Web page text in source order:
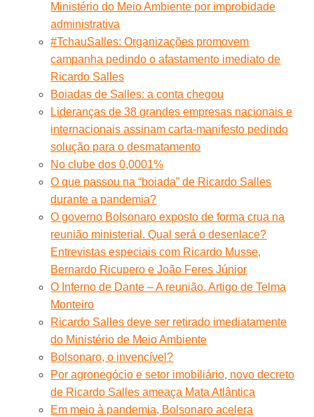
Ministério do Meio Ambiente por improbidade
administrativa
#TchauSalles: Organizações promovem
campanha pedindo o afastamento imediato de
Ricardo Salles
Boiadas de Salles: a conta chegou
Lideranças de 38 grandes empresas nacionais e
internacionais assinam carta-manifesto pedindo
solução para o desmatamento
No clube dos 0,0001%
O que passou na “boiada” de Ricardo Salles
durante a pandemia?
O governo Bolsonaro exposto de forma crua na
reunião ministerial. Qual será o desenlace?
Entrevistas especiais com Ricardo Musse,
Bernardo Ricupero e João Feres Júnior
O Inferno de Dante – A reunião. Artigo de Telma
Monteiro
Ricardo Salles deve ser retirado imediatamente
do Ministério de Meio Ambiente
Bolsonaro, o invencível?
Por agronegócio e setor imobiliário, novo decreto
de Ricardo Salles ameaça Mata Atlântica
Em meio à pandemia, Bolsonaro acelera